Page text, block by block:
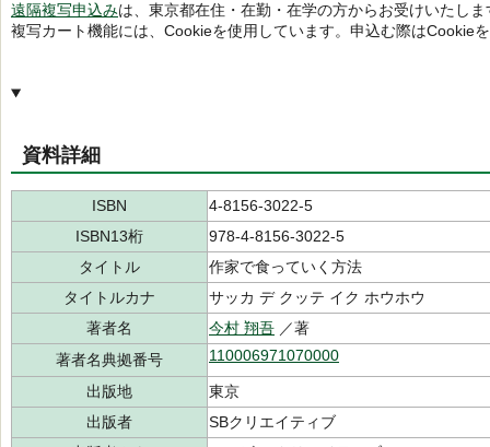
遠隔複写申込みは、東京都在住・在勤・在学の方からお受けいたしま
複写カート機能には、Cookieを使用しています。申込む際はCookie
資料詳細
ISBN
4-8156-3022-5
ISBN13桁
978-4-8156-3022-5
タイトル
作家で食っていく方法
タイトルカナ
サッカ デ クッテ イク ホウホウ
著者名
今村 翔吾 ／著
著者名典拠番号
110006971070000
出版地
東京
出版者
SBクリエイティブ